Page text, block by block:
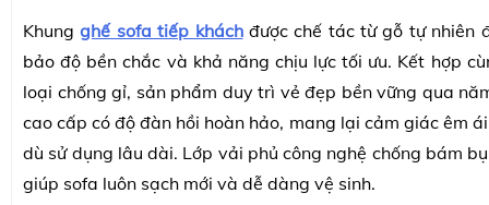
Khungghế sofa tiếp kháchđược chế tác từ gỗ tự nhiên
bảo độ bền chắc và khả năng chịu lực tối ưu. Kết hợp
loại chống gỉ, sản phẩm duy trì vẻ đẹp bền vững qua
cao cấp có độ đàn hồi hoàn hảo, mang lại cảm giác êm
dù sử dụng lâu dài. Lớp vải phủ công nghệ chống bám
giúp sofa luôn sạch mới và dễ dàng vệ sinh.